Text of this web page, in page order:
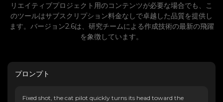
リエイティブプロジェクト用のコンテンツが必要な場合でも、こ
のツールはサブスクリプション料金なしで卓越した品質を提供し
ます。バージョン2.6は、研究チームによる作成技術の最新の飛躍
を象徴しています。
プロンプト
Fixed shot, the cat pilot quickly turns its head toward the